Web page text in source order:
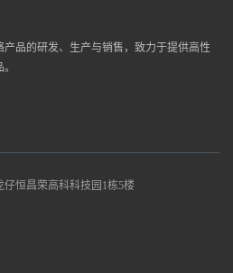
品的研发、生产与销售，致力于提供高性
恒昌荣高科科技园1栋5楼